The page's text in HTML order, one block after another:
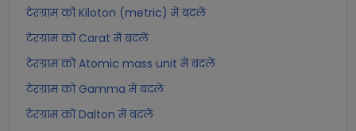
टेरग्राम को Kiloton (metric) में बदलें
टेरग्राम को Carat में बदलें
टेरग्राम को Atomic mass unit में बदलें
टेरग्राम को Gamma में बदलें
टेरग्राम को Dalton में बदलें